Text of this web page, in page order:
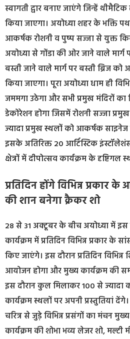
स्वागती द्वार बनाए जाएंगे जिन्हें
किया जाएगा। अयोध्या शहर के भक्ति
आकर्षक रोशनी व पुष्प सज्जा से युक्त
अयोध्या से गोंडा की ओर जाने वाले मार्ग
बस्ती जाने वाले मार्ग पर बस्ती ब्रिज
किया जाएगा। पूरा अयोध्या धाम ही
जममगा उठेगा और सभी प्रमुख मंदिरों
डेकोरेशन होगा जिसमें रोशनी सज्जा
ज्यादा प्रमुख स्थलों को आकर्षक साइनेज
इसके अतिरिक्त 20 आर्टिस्टिक
क्षेत्रों में दीपोत्सव कार्यक्रम के दृष्टिगल
प्रतिदिन होंगे विभिन्न प्रकार
की शान बनेगा क्रैकर शो
28 से 31 अक्टूबर के बीच अयोध्या में इस
कार्यक्रम में प्रतिदिन विभिन्न प्रकार के
किए जाएंगे। इस दौरान प्रतिदिन
आयोजन होगा और मुख्य कार्यक्रम की
इस दौरान कुल मिलाकर 100 से ज्यादा
कार्यक्रम स्थलों पर अपनी प्रस्तुतियां
चरित्र से जुड़े विभिन्न प्रसंगों का मंचन
कार्यक्रम की शोभा भव्य लेजर शो, मल्टी